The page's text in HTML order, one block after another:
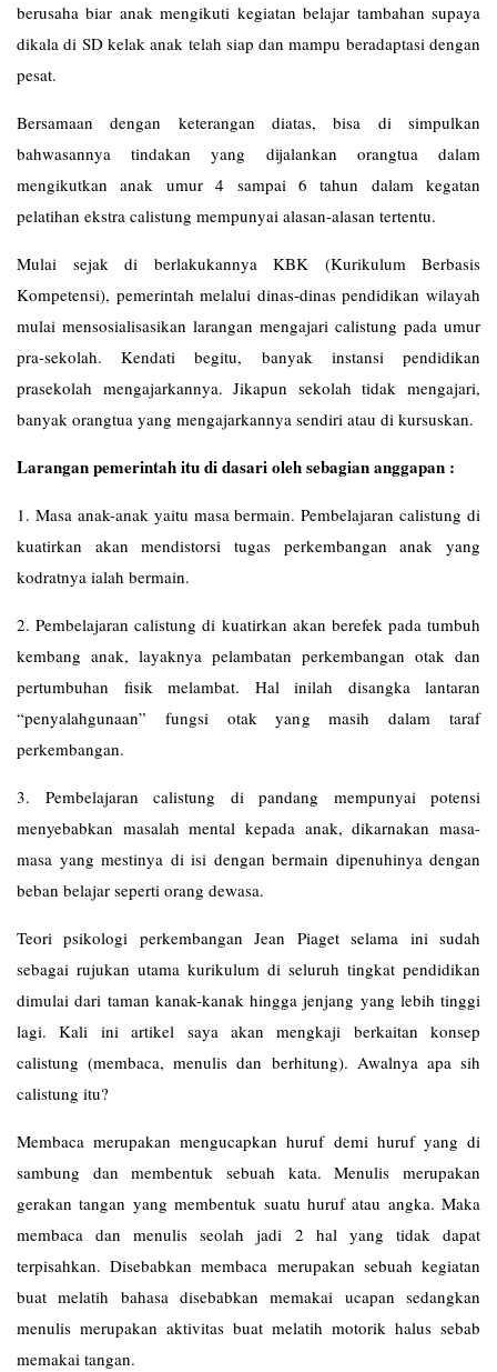
berusaha biar anak mengikuti kegiatan belajar tambahan supaya
dikala di SD kelak anak telah siap dan mampu beradaptasi dengan
pesat.
Bersamaan dengan keterangan diatas, bisa di simpulkan
bahwasannya tindakan yang dijalankan orangtua dalam
mengikutkan anak umur 4 sampai 6 tahun dalam kegatan
pelatihan ekstra calistung mempunyai alasan-alasan tertentu.
Mulai sejak di berlakukannya KBK (Kurikulum Berbasis
Kompetensi), pemerintah melalui dinas-dinas pendidikan wilayah
mulai mensosialisasikan larangan mengajari calistung pada umur
pra-sekolah. Kendati begitu, banyak instansi pendidikan
prasekolah mengajarkannya. Jikapun sekolah tidak mengajari,
banyak orangtua yang mengajarkannya sendiri atau di kursuskan.
Larangan pemerintah itu di dasari oleh sebagian anggapan :
1. Masa anak-anak yaitu masa bermain. Pembelajaran calistung di
kuatirkan akan mendistorsi tugas perkembangan anak yang
kodratnya ialah bermain.
2. Pembelajaran calistung di kuatirkan akan berefek pada tumbuh
kembang anak, layaknya pelambatan perkembangan otak dan
pertumbuhan fisik melambat. Hal inilah disangka lantaran
“penyalahgunaan” fungsi otak yang masih dalam taraf
perkembangan.
3. Pembelajaran calistung di pandang mempunyai potensi
menyebabkan masalah mental kepada anak, dikarnakan masa-
masa yang mestinya di isi dengan bermain dipenuhinya dengan
beban belajar seperti orang dewasa.
Teori psikologi perkembangan Jean Piaget selama ini sudah
sebagai rujukan utama kurikulum di seluruh tingkat pendidikan
dimulai dari taman kanak-kanak hingga jenjang yang lebih tinggi
lagi. Kali ini artikel saya akan mengkaji berkaitan konsep
calistung (membaca, menulis dan berhitung). Awalnya apa sih
calistung itu?
Membaca merupakan mengucapkan huruf demi huruf yang di
sambung dan membentuk sebuah kata. Menulis merupakan
gerakan tangan yang membentuk suatu huruf atau angka. Maka
membaca dan menulis seolah jadi 2 hal yang tidak dapat
terpisahkan. Disebabkan membaca merupakan sebuah kegiatan
buat melatih bahasa disebabkan memakai ucapan sedangkan
menulis merupakan aktivitas buat melatih motorik halus sebab
memakai tangan.